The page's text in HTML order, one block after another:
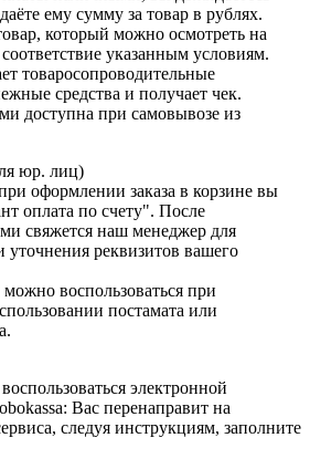
ему сумму за товар в рублях.
который можно осмотреть на
указанным условиям.
товаросопроводительные
средства и получает чек.
доступна при самовывозе из
юр. лиц)
оформлении заказа в корзине вы
оплата по счету". После
свяжется наш менеджер для
уточнения реквизитов вашего
воспользоваться при
постамата или
электронной
Вас перенаправит на
следуя инструкциям, заполните